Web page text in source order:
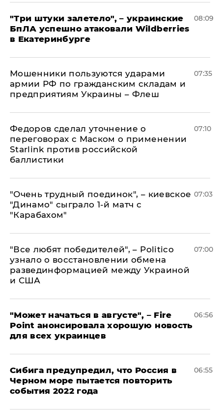
"Три штуки залетело", – украинские
БпЛА успешно атаковали Wildberries
в Екатеринбурге
08:09
Мошенники пользуются ударами
армии РФ по гражданским складам и
предприятиям Украины – Флеш
07:35
Федоров сделал уточнение о
переговорах с Маском о применении
Starlink против российской
баллистики
07:10
"Очень трудный поединок", – киевское
"Динамо" сыграло 1-й матч с
"Карабахом"
07:03
​"Все любят победителей", – Politico
узнало о восстановлении обмена
развединформацией между Украиной
и США
07:00
"Может начаться в августе", – Fire
Point анонсировала хорошую новость
для всех украинцев
06:56
Сибига предупредил, что Россия в
Черном море пытается повторить
события 2022 года
06:55